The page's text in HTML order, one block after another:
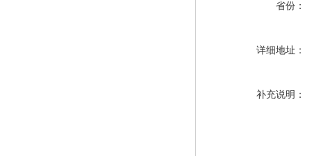
省份：
详细地址：
补充说明：